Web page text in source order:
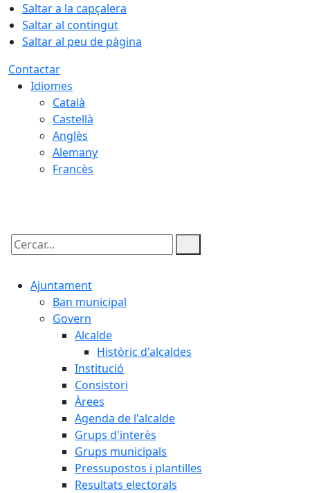
Saltar a la capçalera
Saltar al contingut
Saltar al peu de pàgina
Contactar
Idiomes
Català
Castellà
Anglès
Alemany
Francès
Cercar:
Ajuntament
Ban municipal
Govern
Alcalde
Històric d'alcaldes
Institució
Consistori
Àrees
Agenda de l'alcalde
Grups d'interès
Grups municipals
Pressupostos i plantilles
Resultats electorals